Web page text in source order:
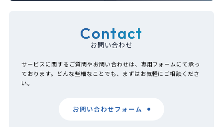
Contact
お問い合わせ
サービスに関するご質問やお問い合わせは、専用フォームにて承っ
ております。どんな些細なことでも、まずはお気軽にご相談くださ
い。
お問い合わせフォーム